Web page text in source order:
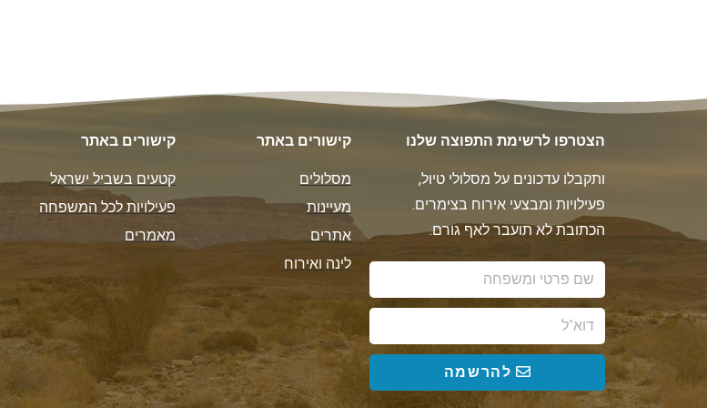
הצטרפו לרשימת התפוצה שלנו
ותקבלו עדכונים על מסלולי טיול,
פעילויות ומבצעי אירוח בצימרים.
הכתובת לא תועבר לאף גורם.
להרשמה
קישורים באתר
מסלולים
מעיינות
אתרים
לינה ואירוח
קישורים באתר
קטעים בשביל ישראל
פעילויות לכל המשפחה
מאמרים